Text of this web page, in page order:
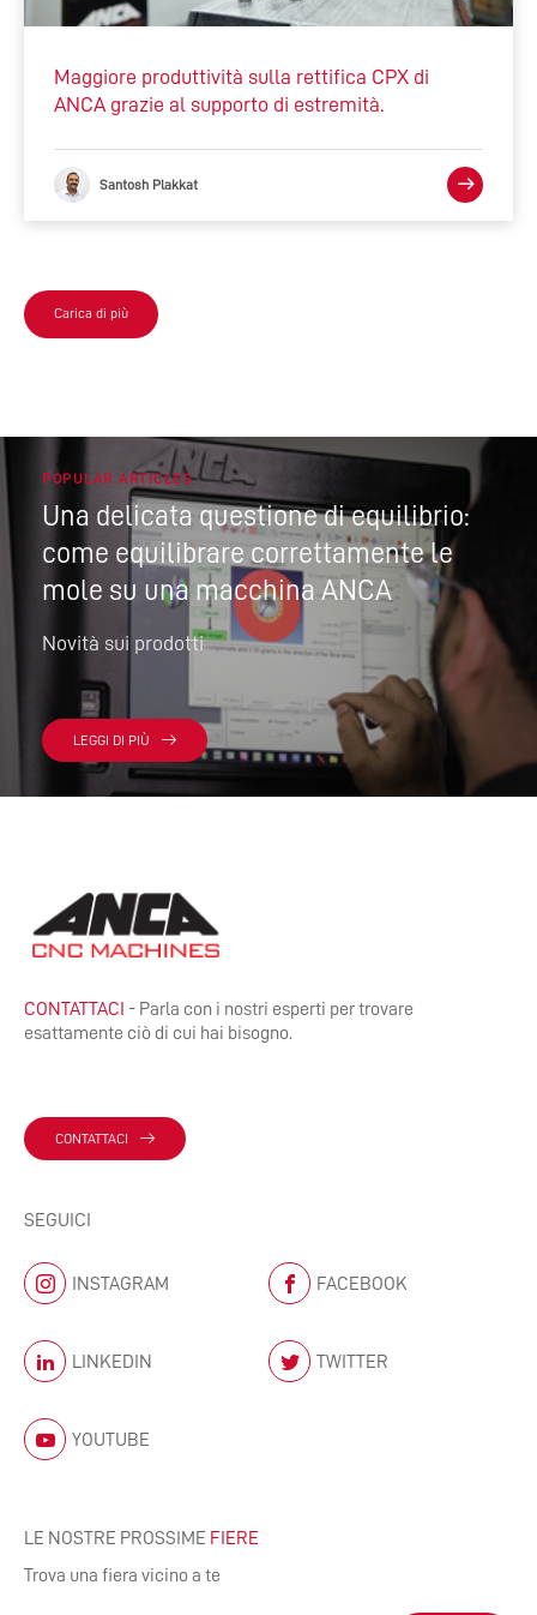
Maggiore produttività sulla rettifica CPX di
ANCA grazie al supporto di estremità.
Santosh Plakkat
Carica di più
POPULAR ARTICLES
Una delicata questione di equilibrio:
come equilibrare correttamente le
mole su una macchina ANCA
Novità sui prodotti
LEGGI DI PIÙ
CONTATTACI - Parla con i nostri esperti per trovare
esattamente ciò di cui hai bisogno.
CONTATTACI
SEGUICI
INSTAGRAM FACEBOOK
LINKEDIN TWITTER
YOUTUBE
LE NOSTRE PROSSIME FIERE
Trova una fiera vicino a te